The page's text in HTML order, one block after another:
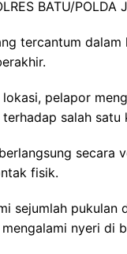
BATU/POLDA
tercantum
pelapor
salah
secara
fisik.
sejumlah
nyeri di